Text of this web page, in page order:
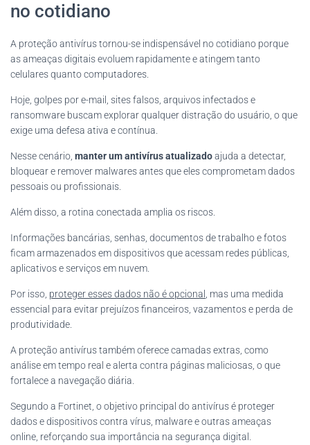
no cotidiano
A proteção antivírus tornou-se indispensável no cotidiano porque
as ameaças digitais evoluem rapidamente e atingem tanto
celulares quanto computadores.
Hoje, golpes por e-mail, sites falsos, arquivos infectados e
ransomware buscam explorar qualquer distração do usuário, o que
exige uma defesa ativa e contínua.
Nesse cenário, manter um antivírus atualizadoajuda a detectar,
bloquear e remover malwares antes que eles comprometam dados
pessoais ou profissionais.
Além disso, a rotina conectada amplia os riscos.
Informações bancárias, senhas, documentos de trabalho e fotos
ficam armazenados em dispositivos que acessam redes públicas,
aplicativos e serviços em nuvem.
Por isso, proteger esses dados não é opcional
, mas uma medida
essencial para evitar prejuízos financeiros, vazamentos e perda de
produtividade.
A proteção antivírus também oferece camadas extras, como
análise em tempo real e alerta contra páginas maliciosas, o que
fortalece a navegação diária.
Segundo a Fortinet, o objetivo principal do antivírus é proteger
dados e dispositivos contra vírus, malware e outras ameaças
online, reforçando sua importância na segurança digital.